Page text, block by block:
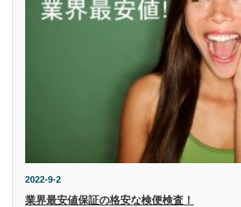
2022-9-2
業界最安値保証の格安な検便検査！